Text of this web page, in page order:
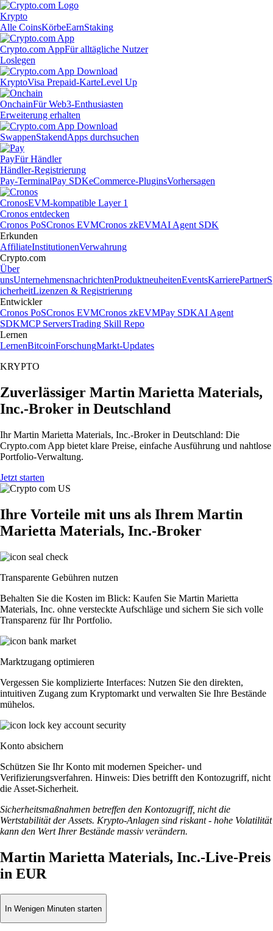
Krypto
Alle CoinsKörbeEarnStaking
Crypto.com AppFür alltägliche Nutzer
Loslegen
KryptoVisa Prepaid-KarteLevel Up
OnchainFür Web3-Enthusiasten
Erweiterung erhalten
SwappenStakendApps durchsuchen
PayFür Händler
Händler-Registrierung
Pay-TerminalPay SDKeCommerce-PluginsVorhersagen
CronosEVM-kompatible Layer 1
Cronos entdecken
Cronos PoSCronos EVMCronos zkEVMAI Agent SDK
Erkunden
AffiliateInstitutionenVerwahrung
Crypto.com
Über
unsUnternehmensnachrichtenProduktneuheitenEventsKarrierePartnerS
icherheitLizenzen & Registrierung
Entwickler
Cronos PoSCronos EVMCronos zkEVMPay SDKAI Agent
SDKMCP ServersTrading Skill Repo
Lernen
LernenBitcoinForschungMarkt-Updates
KRYPTO
Zuverlässiger Martin Marietta Materials,
Inc.-Broker in Deutschland
Ihr Martin Marietta Materials, Inc.-Broker in Deutschland: Die
Crypto.com App bietet klare Preise, einfache Ausführung und nahtlose
Portfolio-Verwaltung.
Jetzt starten
Ihre Vorteile mit uns als Ihrem Martin
Marietta Materials, Inc.-Broker
Transparente Gebühren nutzen
Behalten Sie die Kosten im Blick: Kaufen Sie Martin Marietta
Materials, Inc. ohne versteckte Aufschläge und sichern Sie sich volle
Transparenz für Ihr Portfolio.
Marktzugang optimieren
Vergessen Sie komplizierte Interfaces: Nutzen Sie den direkten,
intuitiven Zugang zum Kryptomarkt und verwalten Sie Ihre Bestände
mühelos.
Konto absichern
Schützen Sie Ihr Konto mit modernen Speicher- und
Verifizierungsverfahren. Hinweis: Dies betrifft den Kontozugriff, nicht
die Asset-Sicherheit.
Sicherheitsmaßnahmen betreffen den Kontozugriff, nicht die
Wertstabilität der Assets. Krypto-Anlagen sind riskant - hohe Volatilität
kann den Wert Ihrer Bestände massiv verändern.
Martin Marietta Materials, Inc.-Live-Preis
in EUR
In Wenigen Minuten starten